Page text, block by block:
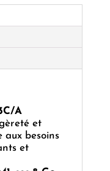
A
et
aux besoins
et